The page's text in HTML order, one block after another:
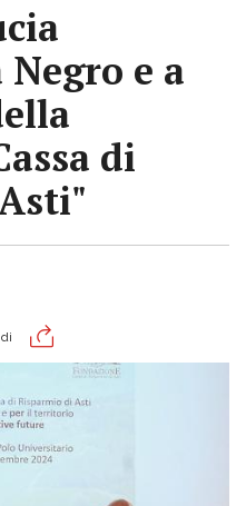
e a
di